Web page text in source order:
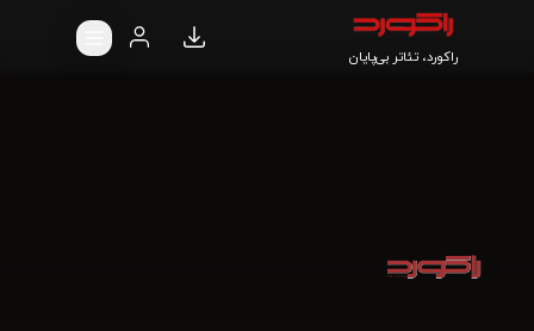
راکورد، تئاتر بی‌پایان